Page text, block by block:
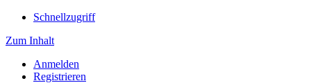
Schnellzugriff
Zum Inhalt
Anmelden
Registrieren